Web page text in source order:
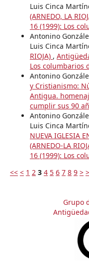
Luis Cinca
(ARNEDO, LA
16 (1999): Los
Antonino
Luis Cinca
RIOJA) ,
Los columbarios
Antonino
y Cristianismo:
Antigua.
cumplir sus 90
Antonino
Luis Cinca
NUEVA IGLESIA
(ARNEDO-LA
16 (1999): Los
<< < 1 2 3 4 5 6 7 8 9 >
Grupo